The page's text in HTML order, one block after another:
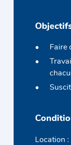
Faire
Location